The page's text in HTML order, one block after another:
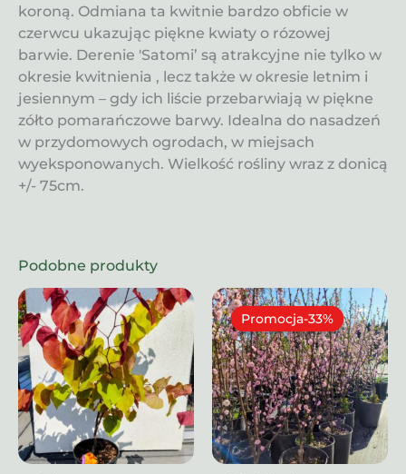
koroną. Odmiana ta kwitnie bardzo obficie w
czerwcu ukazując piękne kwiaty o rózowej
barwie. Derenie 'Satomi’ są atrakcyjne nie tylko w
okresie kwitnienia , lecz także w okresie letnim i
jesiennym – gdy ich liście przebarwiają w piękne
zółto pomarańczowe barwy. Idealna do nasadzeń
w przydomowych ogrodach, w miejsach
wyeksponowanych. Wielkość rośliny wraz z donicą
+/- 75cm.
Podobne produkty
Promocja-33%
Promocja-33%